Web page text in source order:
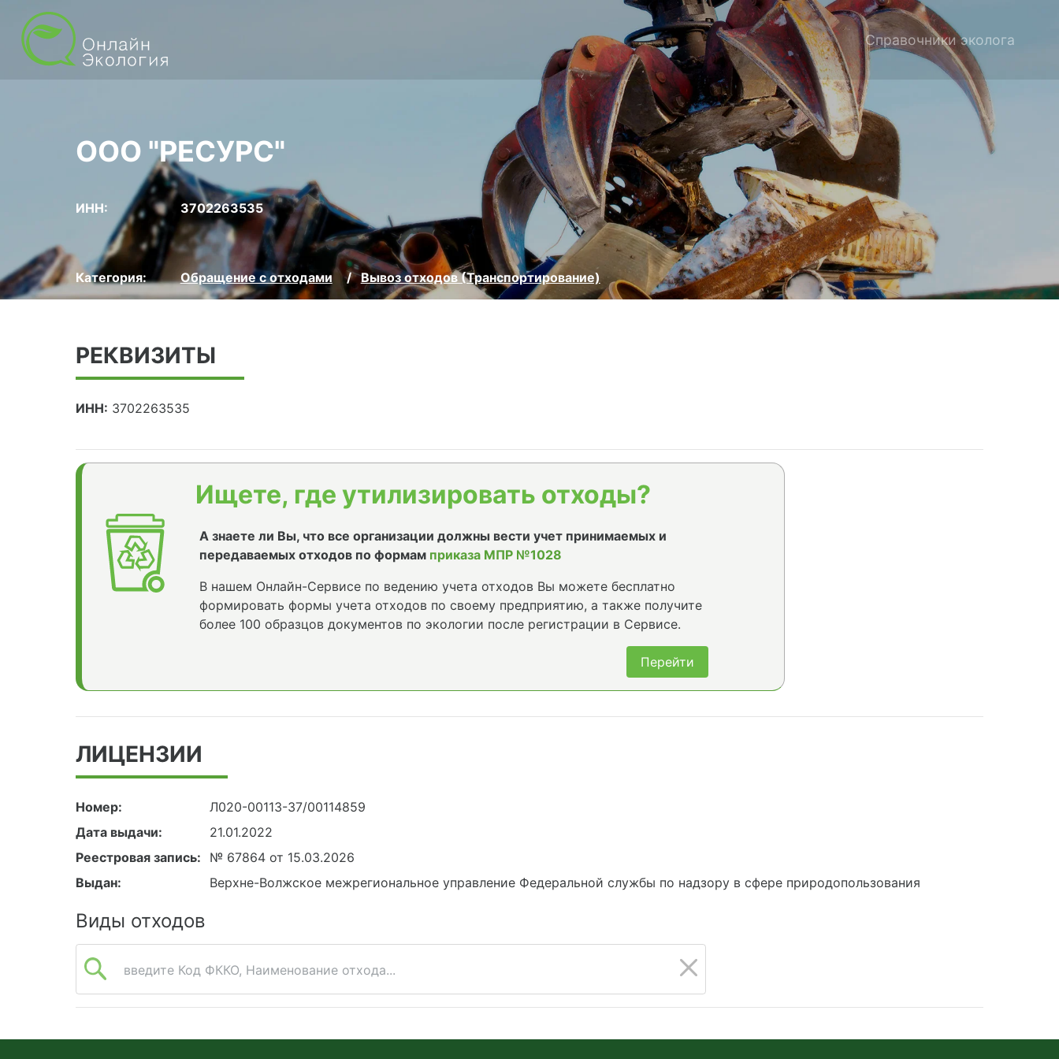
Справочники эколога
ООО "РЕСУРС"
ИНН: 3702263535
Категория: Обращение с отходами Вывоз отходов (Транспортирование)
РЕКВИЗИТЫ
ИНН: 3702263535
Ищете, где утилизировать отходы?
А знаете ли Вы, что все организации должны вести учет принимаемых и
передаваемых отходов по формам приказа МПР №1028
В нашем Онлайн-Сервисе по ведению учета отходов Вы можете бесплатно
формировать формы учета отходов по своему предприятию, а также получите
более 100 образцов документов по экологии после регистрации в Сервисе.
Перейти
ЛИЦЕНЗИИ
Номер:
Л020-00113-37/00114859
Дата выдачи:
21.01.2022
Реестровая запись:
№ 67864 от 15.03.2026
Выдан:
Верхне-Волжское межрегиональное управление Федеральной службы по надзору в сфере природопользования
Виды отходов
введите Код ФККО, Наименование отхода...